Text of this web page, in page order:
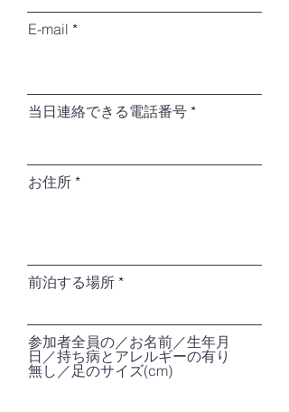
E-mail
当日連絡できる電話番号
お住所
前泊する場所
参加者全員の／お名前／生年月
日／持ち病とアレルギーの有り
無し／足のサイズ(cm)